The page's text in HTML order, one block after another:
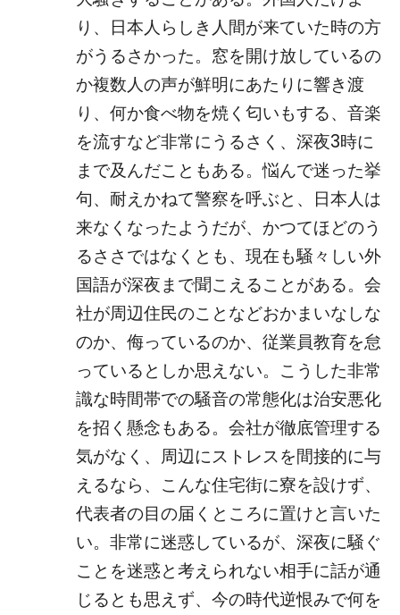
り、日本人らしき人間が来ていた時の方
がうるさかった。窓を開け放しているの
か複数人の声が鮮明にあたりに響き渡
り、何か食べ物を焼く匂いもする、音楽
を流すなど非常にうるさく、深夜3時に
まで及んだこともある。悩んで迷った挙
句、耐えかねて警察を呼ぶと、日本人は
来なくなったようだが、かつてほどのう
るささではなくとも、現在も騒々しい外
国語が深夜まで聞こえることがある。会
社が周辺住民のことなどおかまいなしな
のか、侮っているのか、従業員教育を怠
っているとしか思えない。こうした非常
識な時間帯での騒音の常態化は治安悪化
を招く懸念もある。会社が徹底管理する
気がなく、周辺にストレスを間接的に与
えるなら、こんな住宅街に寮を設けず、
代表者の目の届くところに置けと言いた
い。非常に迷惑しているが、深夜に騒ぐ
ことを迷惑と考えられない相手に話が通
じるとも思えず、今の時代逆恨みで何を